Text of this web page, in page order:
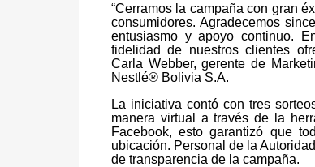
“Cerramos la campaña con gran
consumidores. Agradecemos
entusiasmo y apoyo continuo.
fidelidad de nuestros clientes
Carla Webber, gerente de
Nestlé® Bolivia S.A.
La iniciativa contó con tres
manera virtual a través de la
Facebook, esto garantizó que
ubicación. Personal de la
de transparencia de la campaña.